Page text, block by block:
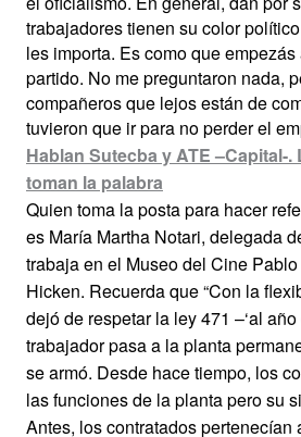
trabajadores tienen su color
les importa. Es como que
partido. No me preguntaron nada,
compañeros que lejos están de
tuvieron que ir para no perder el
Hablan Sutecba y ATE –Capital-.
toman la palabra
Quien toma la posta para hacer
es María Martha Notari, delegada
trabaja en el Museo del Cine
Hicken. Recuerda que “Con la
dejó de respetar la ley 471 –‘al
trabajador pasa a la planta
se armó. Desde hace tiempo, los
las funciones de la planta pero su
Antes, los contratados pertenecían